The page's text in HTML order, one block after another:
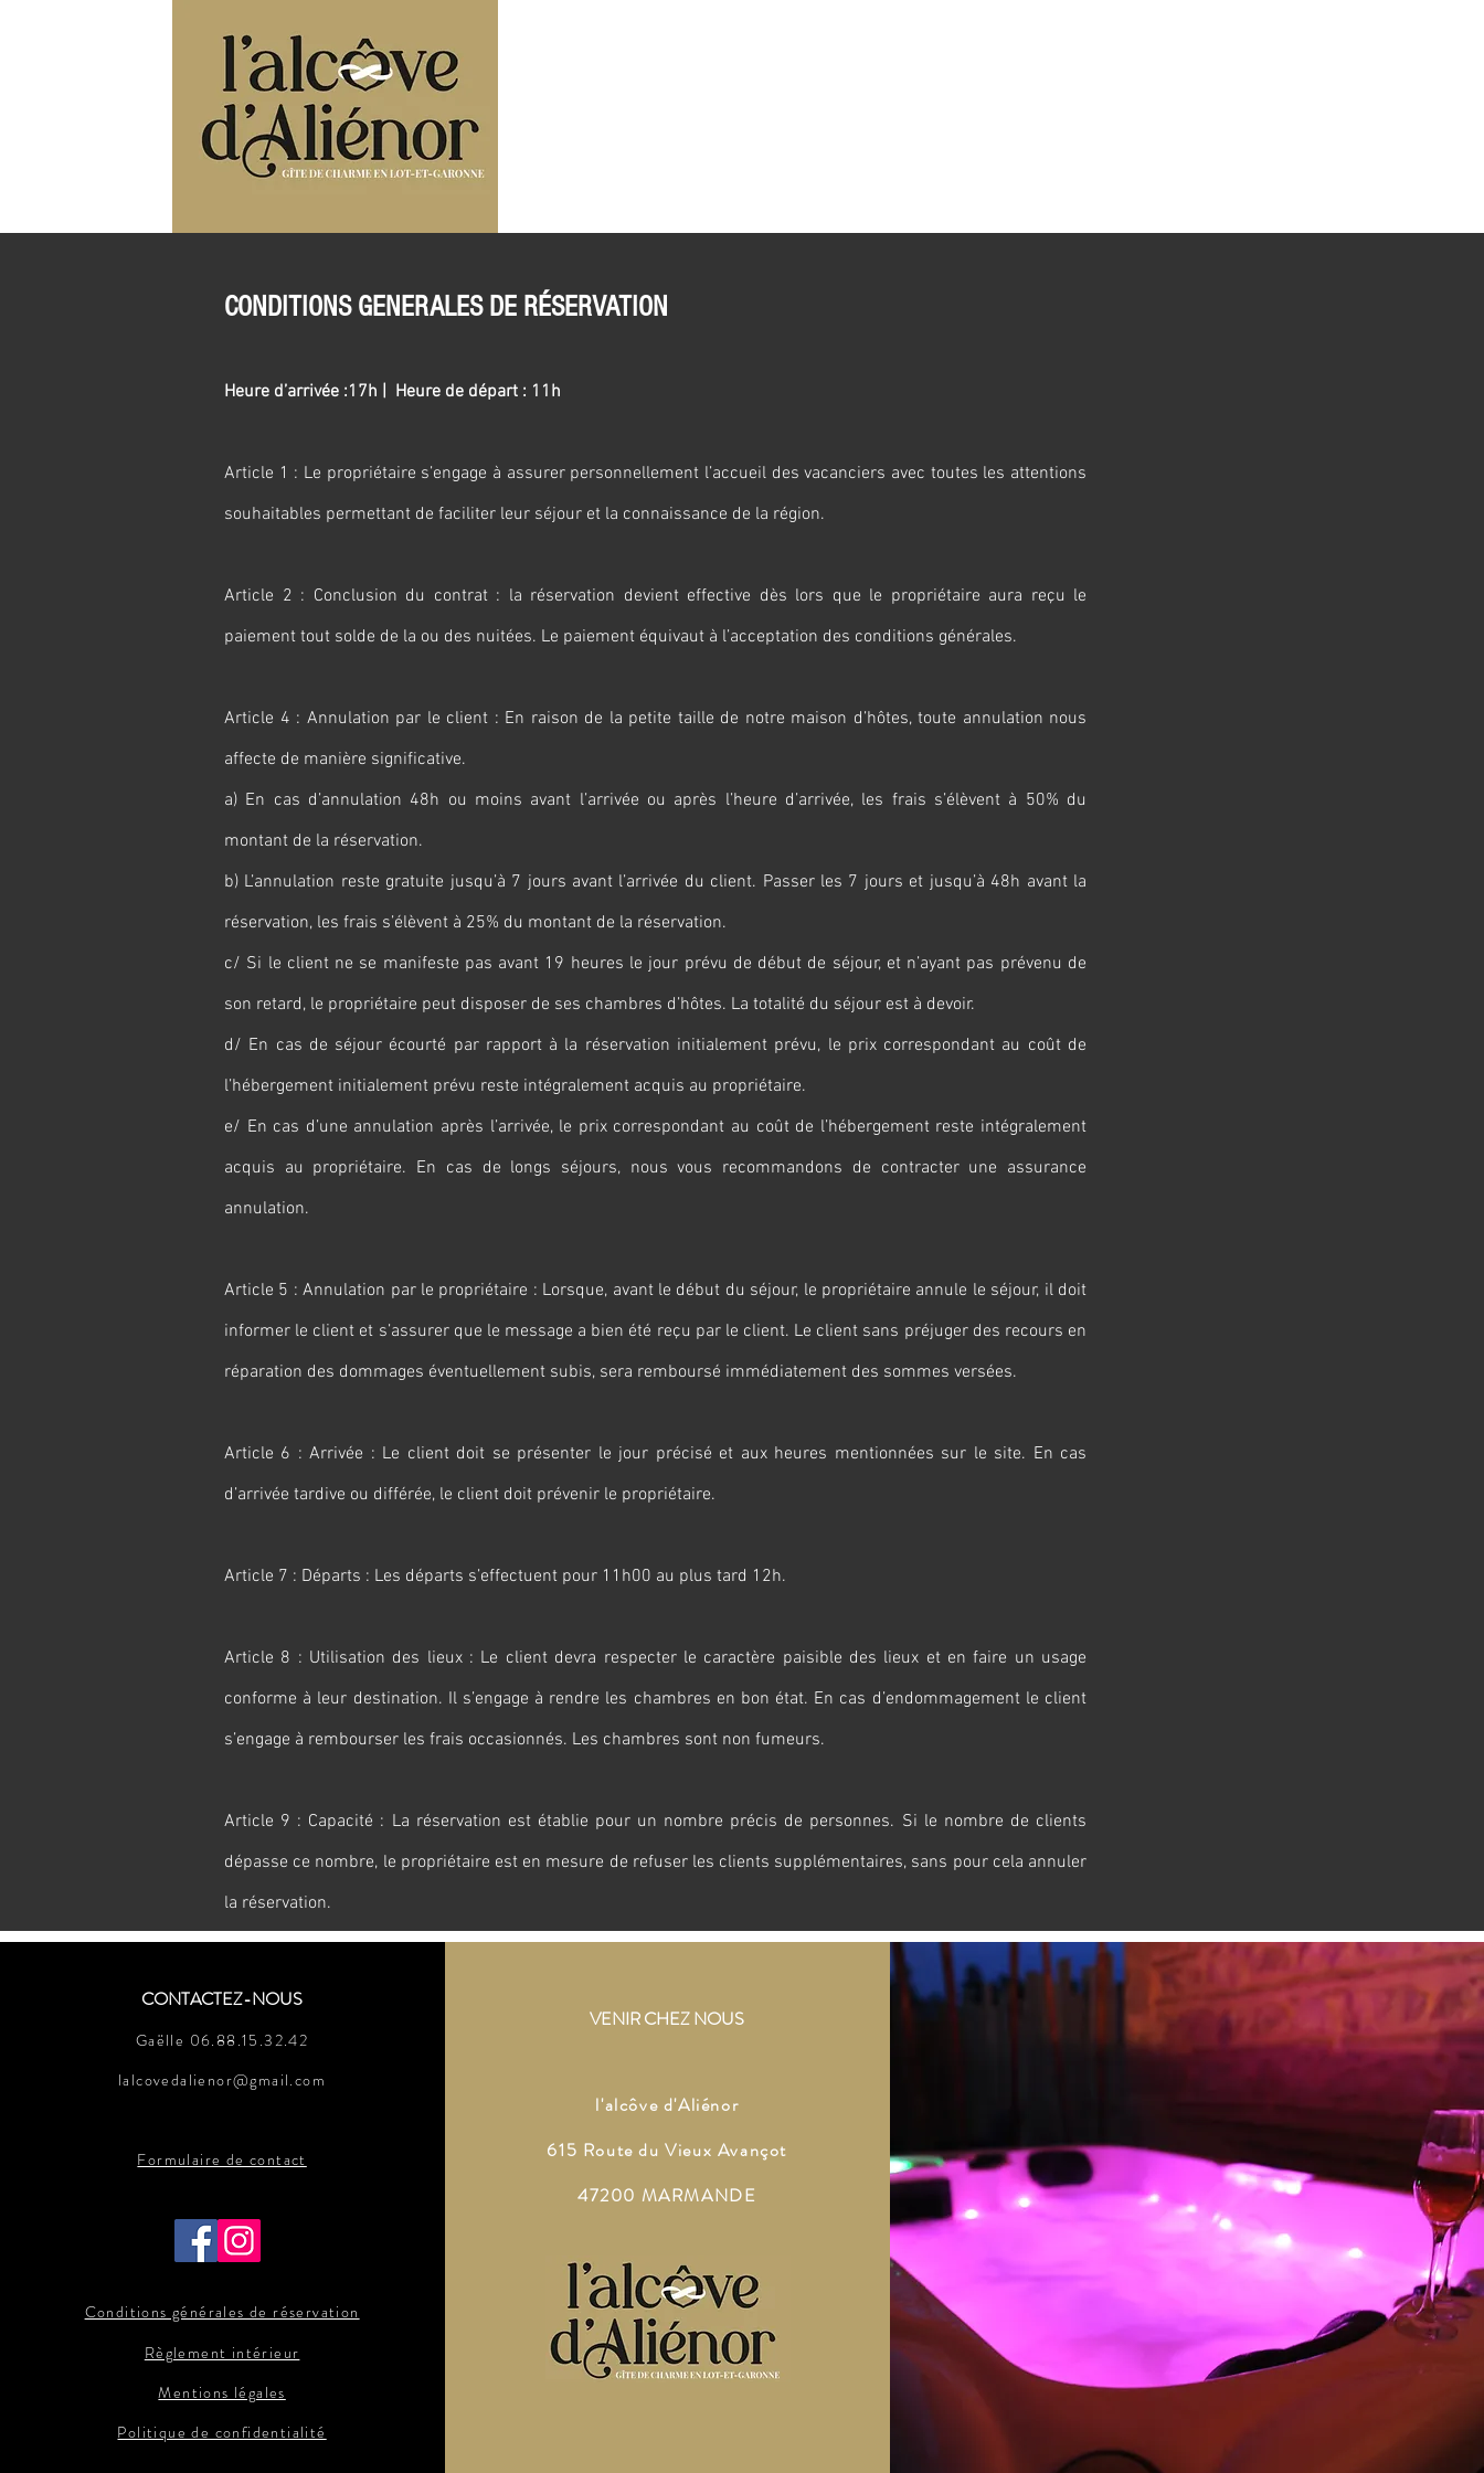
CONDITIONS GENERALES DE RÉSERVATION
Heure d’arrivée :17h | Heure de départ : 11h
Article 1 : Le propriétaire s’engage à assurer personnellement l’accueil des vacanciers avec toutes les attentions
souhaitables permettant de faciliter leur séjour et la connaissance de la région.
Article 2 : Conclusion du contrat : la réservation devient effective dès lors que le propriétaire aura reçu le
paiement tout solde de la ou des nuitées. Le paiement équivaut à l’acceptation des conditions générales.
Article 4 : Annulation par le client : En raison de la petite taille de notre maison d’hôtes, toute annulation nous
affecte de manière significative.
a) En cas d’annulation 48h ou moins avant l’arrivée ou après l’heure d’arrivée, les frais s’élèvent à 50% du
montant de la réservation.
b) L’annulation reste gratuite jusqu’à 7 jours avant l’arrivée du client. Passer les 7 jours et jusqu’à 48h avant la
réservation, les frais s’élèvent à 25% du montant de la réservation.
c/ Si le client ne se manifeste pas avant 19 heures le jour prévu de début de séjour, et n’ayant pas prévenu de
son retard, le propriétaire peut disposer de ses chambres d’hôtes. La totalité du séjour est à devoir.
d/ En cas de séjour écourté par rapport à la réservation initialement prévu, le prix correspondant au coût de
l’hébergement initialement prévu reste intégralement acquis au propriétaire.
e/ En cas d’une annulation après l’arrivée, le prix correspondant au coût de l’hébergement reste intégralement
acquis au propriétaire. En cas de longs séjours, nous vous recommandons de contracter une assurance
annulation.
Article 5 : Annulation par le propriétaire : Lorsque, avant le début du séjour, le propriétaire annule le séjour, il doit
informer le client et s’assurer que le message a bien été reçu par le client. Le client sans préjuger des recours en
réparation des dommages éventuellement subis, sera remboursé immédiatement des sommes versées.
Article 6 : Arrivée : Le client doit se présenter le jour précisé et aux heures mentionnées sur le site. En cas
d’arrivée tardive ou différée, le client doit prévenir le propriétaire.
Article 7 : Départs : Les départs s’effectuent pour 11h00 au plus tard 12h.
Article 8 : Utilisation des lieux : Le client devra respecter le caractère paisible des lieux et en faire un usage
conforme à leur destination. Il s’engage à rendre les chambres en bon état. En cas d’endommagement le client
s’engage à rembourser les frais occasionnés. Les chambres sont non fumeurs.
Article 9 : Capacité : La réservation est établie pour un nombre précis de personnes. Si le nombre de clients
dépasse ce nombre, le propriétaire est en mesure de refuser les clients supplémentaires, sans pour cela annuler
la réservation.
CONTACTEZ-NOUS
Gaëlle 06.88.15.32.42
lalcovedalienor@gmail.com
Formulaire de contact
Conditions générales de réservation
Règlement intérieur
Mentions légales
Politique de confidentialité
VENIR CHEZ NOUS
l'alcôve d'Aliénor
615 Route du Vieux Avançot
47200 MARMANDE